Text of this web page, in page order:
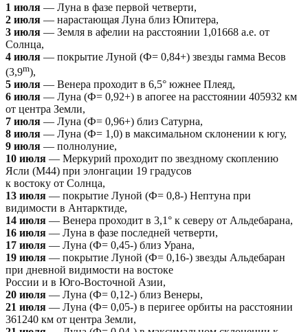
1 июля — Луна в фазе первой четверти,
2 июля — нарастающая Луна близ Юпитера,
3 июля — Земля в афелии на расстоянии 1,01668 а.е. от
Солнца,
4 июля — покрытие Луной (Ф= 0,84+) звезды гамма Весов
(3,9m),
5 июля — Венера проходит в 6,5° южнее Плеяд,
6 июля — Луна (Ф= 0,92+) в апогее на расстоянии 405932 км
от центра Земли,
7 июля — Луна (Ф= 0,96+) близ Сатурна,
8 июля — Луна (Ф= 1,0) в максимальном склонении к югу,
9 июля — полнолуние,
10 июля — Меркурий проходит по звездному скоплению
Ясли (М44) при элонгации 19 градусов
к востоку от Солнца,
13 июля — покрытие Луной (Ф= 0,8-) Нептуна при
видимости в Антарктиде,
14 июля — Венера проходит в 3,1° к северу от Альдебарана,
16 июля — Луна в фазе последней четверти,
17 июля — Луна (Ф= 0,45-) близ Урана,
19 июля — покрытие Луной (Ф= 0,16-) звезды Альдебаран
при дневной видимости на востоке
России и в Юго-Восточной Азии,
20 июля — Луна (Ф= 0,12-) близ Венеры,
21 июля — Луна (Ф= 0,05-) в перигее орбиты на расстоянии
361240 км от центра Земли,